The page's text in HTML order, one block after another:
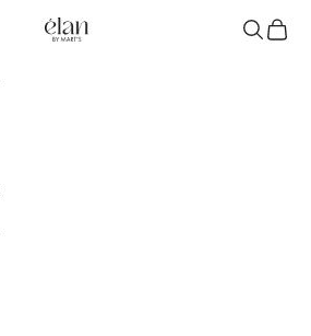
élan by mart's
Panier